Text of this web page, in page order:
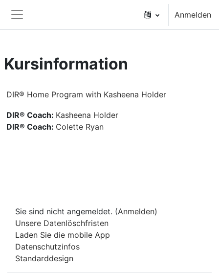
Website-Übersicht
Anmelden
Kursinformation
DIR® Home Program with Kasheena Holder
DIR® Coach: Kasheena Holder
DIR® Coach: Colette Ryan
Sie sind nicht angemeldet. (Anmelden)
Unsere Datenlöschfristen
Laden Sie die mobile App
Datenschutzinfos
Standarddesign